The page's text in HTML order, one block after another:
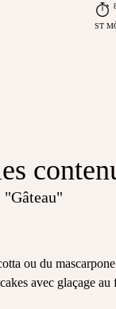
ST
"Gâteau"
ou du
avec glaçage